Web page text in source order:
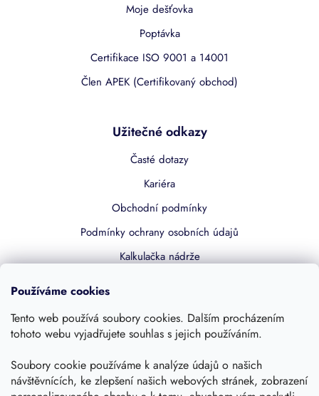
Používáme cookies
Tento web používá soubory cookies. Dalším procházením
tohoto webu vyjadřujete souhlas s jejich používáním.
Soubory cookie používáme k analýze údajů o našich
návštěvnících, ke zlepšení našich webových stránek, zobrazení
Moje dešťovka
Poptávka
Certifikace ISO 9001 a 14001
Člen APEK (Certifikovaný obchod)
Užitečné odkazy
Časté dotazy
Kariéra
Obchodní podmínky
Podmínky ochrany osobních údajů
Kalkulačka nádrže
Kontakty
Sledujte nás